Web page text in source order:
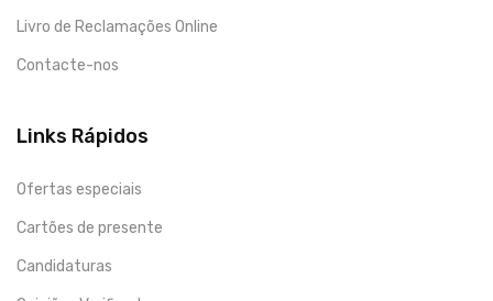
Livro de Reclamações Online
Contacte-nos
Links Rápidos
Ofertas especiais
Cartões de presente
Candidaturas